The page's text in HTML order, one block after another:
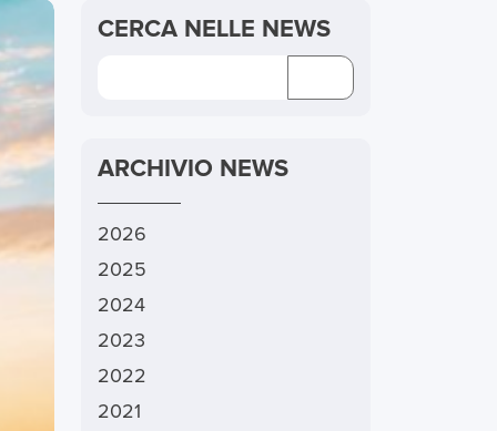
CERCA NELLE NEWS
ARCHIVIO NEWS
2026
2025
2024
2023
2022
2021